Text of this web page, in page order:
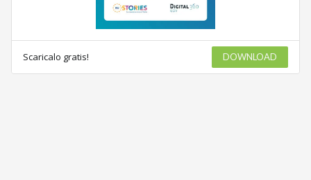
Scaricalo gratis! DOWNLOAD